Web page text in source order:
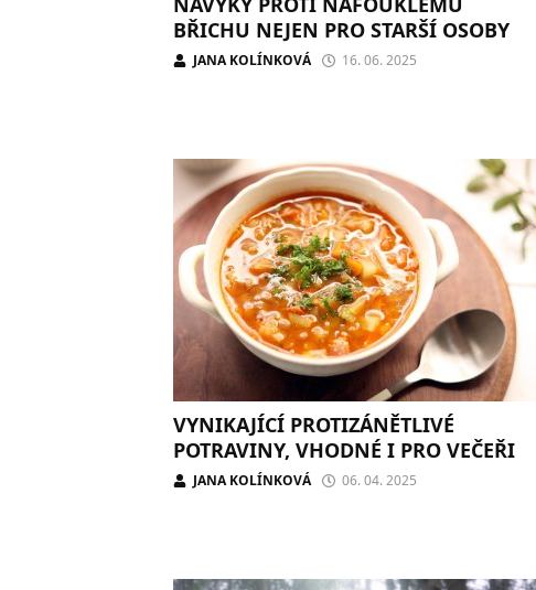
BŘICHU NEJEN PRO STARŠÍ OSOBY
JANA KOLÍNKOVÁ 16. 06. 2025
VYNIKAJÍCÍ PROTIZÁNĚTLIVÉ
POTRAVINY, VHODNÉ I PRO VEČEŘI
JANA KOLÍNKOVÁ 06. 04. 2025